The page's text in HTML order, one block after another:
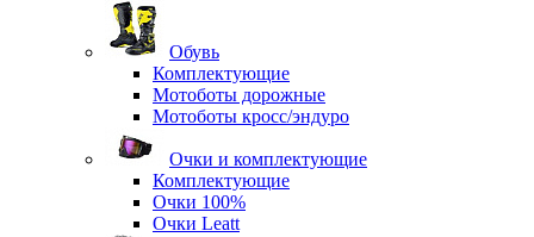
Обувь
Комплектующие
Мотоботы дорожные
Мотоботы кросс/эндуро
Очки и комплектующие
Комплектующие
Очки 100%
Очки Leatt